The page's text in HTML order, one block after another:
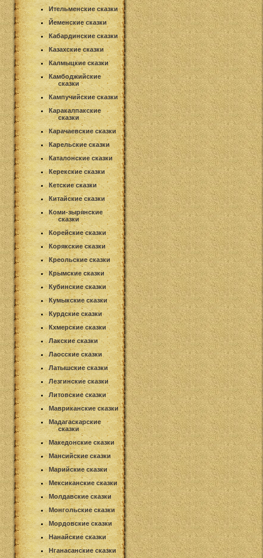
Ительменские сказки
Йеменские сказки
Кабардинские сказки
Казахские сказки
Калмыцкие сказки
Камбоджийские
сказки
Кампучийские сказки
Каракалпакские
сказки
Карачаевские сказки
Карельские сказки
Каталонские сказки
Керекские сказки
Кетские сказки
Китайские сказки
Коми-зырянские
сказки
Корейские сказки
Корякские сказки
Креольские сказки
Крымские сказки
Кубинские сказки
Кумыкские сказки
Курдские сказки
Кхмерские сказки
Лакские сказки
Лаосские сказки
Латышские сказки
Лезгинские сказки
Литовские сказки
Мавриканские сказки
Мадагаскарские
сказки
Македонские сказки
Мансийские сказки
Марийские сказки
Мексиканские сказки
Молдавские сказки
Монгольские сказки
Мордовские сказки
Нанайские сказки
Нганасанские сказки